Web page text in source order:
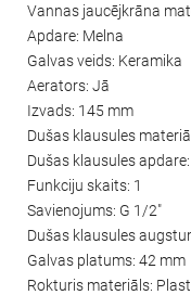
Vannas jaucējkrāna
Apdare: Melna
Galvas veids: Keramika
Aerators: Jā
Izvads: 145 mm
Dušas klausules
Dušas klausules
Funkciju skaits: 1
Savienojums: G 1/2"
Dušas klausules
Galvas platums: 42 mm
Rokturis materiāls: